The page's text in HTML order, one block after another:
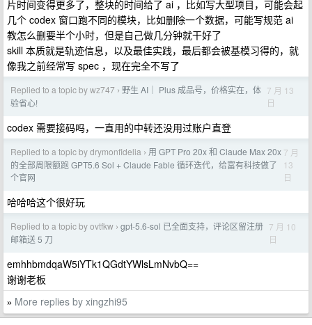
片时间变得更多了，整块的时间给了 ai ，比如写大型项目，可能会起
几个 codex 窗口跑不同的模块，比如删除一个数据，可能写规范 ai
教怎么删要半个小时，但是自己做几分钟就干好了
skill 本质就是轨迹信息，以及最佳实践，最后都会被基模习得的，就
像我之前经常写 spec ，现在完全不写了
Replied to a topic by wz747 › 野生 AI｜ Plus 成品号，价格实在，体
验省心!
7 月 13
日
codex 需要接码吗，一直用的中转还没用过账户直登
Replied to a topic by drymonfidelia › 用 GPT Pro 20x 和 Claude Max 20x
的全部周限额跑 GPT5.6 Sol + Claude Fable 循环迭代，给富有科技做了
个官网
7 月
13
日
哈哈哈这个很好玩
Replied to a topic by ovtfkw › gpt-5.6-sol 已全面支持，评论区留注册
邮箱送 5 刀
7 月 10
日
emhhbmdqaW5iYTk1QGdtYWlsLmNvbQ==
谢谢老板
» More replies by xingzhi95